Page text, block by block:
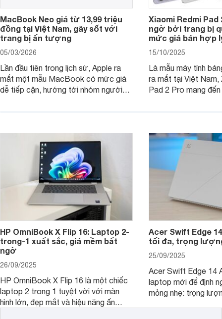
MacBook Neo giá từ 13,99 triệu
đồng tại Việt Nam, gây sốt với
trang bị ấn tượng
05/03/2026
Lần đầu tiên trong lịch sử, Apple ra
mắt một mẫu MacBook có mức giá
dễ tiếp cận, hướng tới nhóm người
hút sự quan tâm lớn từ thị trường.
Xiaomi Redmi Pad
ngờ bởi trang bị
mức giá bán hợp
15/10/2025
Là mẫu máy tính
ra mắt tại Việt Nam,
Pad 2 Pro mang
HP OmniBook X Flip 16: Laptop 2-
trong-1 xuất sắc, giá mềm bất
ngờ
26/09/2025
HP OmniBook X Flip 16 là một chiếc
laptop 2 trong 1 tuyệt vời với màn
hình lớn, đẹp mắt và hiệu năng ấn
Acer Swift Edge
tối đa, trọng
25/09/2025
Acer Swift Edge 14
laptop mới để định
mỏng nhẹ: trọng